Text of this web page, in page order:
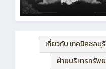
เกี่ยวกับ เทคนิคชลบุรี